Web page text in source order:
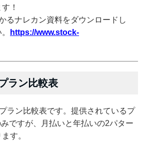
！
るナレカン資料をダウンロードし
https://www.stock-
ラン比較表
ラン比較表です。提供されているプ
ですが、月払いと年払いの2パター
す。